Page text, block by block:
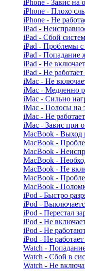
iPhone - Завис на
iPhone - Плохо
iPhone - Не
iPad -
iPad - Сбой
iPad - Проблемы
iPad - Попадание
iPad - Не
iPad - Не
iMac - Не
iMac - Медленно
iMac - Сильно
iMac - Полосы на
iMac - Не
iMac - Завис при
MacBook - Выход
MacBook -
MacBook -
MacBook -
MacBook - Не
MacBook -
MacBook -
iPod - Быстро
iPod -
iPod - Перестал
iPod - Не
iPod - Не
iPod - Не работает
Watch -
Watch - Сбой в
Watch - Не